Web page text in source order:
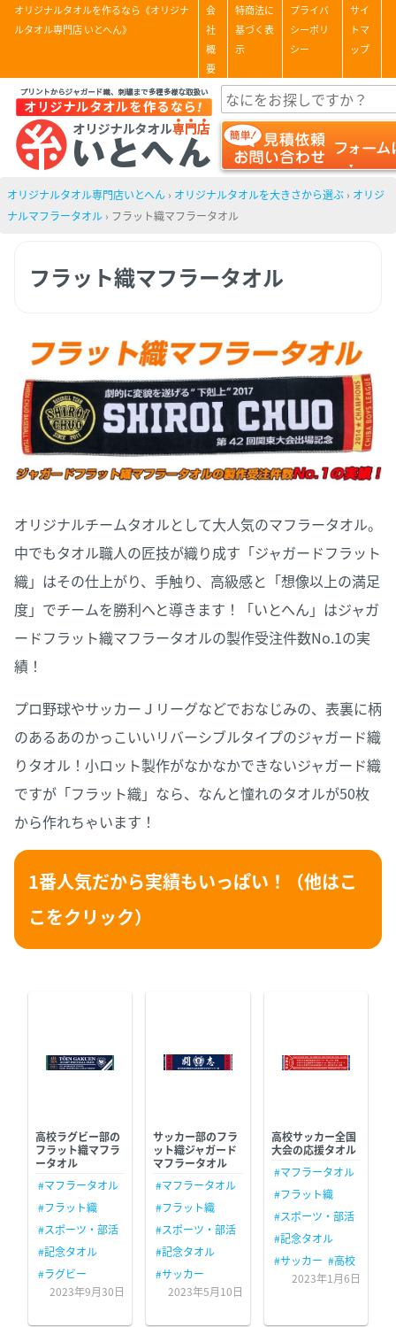
オリジナルタオルを作るなら《オリジナ
ルタオル専門店 いとへん》
会
社
概
要
特商法に
基づく表
示
プライバ
シーポリ
シー
サイ
トマ
ップ
オリジナルタオル専門店いとへん › オリジナルタオルを大きさから選ぶ › オリジ
ナルマフラータオル › フラット織マフラータオル
フラット織マフラータオル
オリジナルチームタオルとして大人気のマフラータオル。
中でもタオル職人の匠技が織り成す「ジャガードフラット
織」はその仕上がり、手触り、高級感と「想像以上の満足
度」でチームを勝利へと導きます！「いとへん」はジャガ
ードフラット織マフラータオルの製作受注件数No.1の実
績！
プロ野球やサッカーＪリーグなどでおなじみの、表裏に柄
のあるあのかっこいいリバーシブルタイプのジャガード織
りタオル！小ロット製作がなかなかできないジャガード織
ですが「フラット織」なら、なんと憧れのタオルが50枚
から作れちゃいます！
1番人気だから実績もいっぱい！（他はこ
こをクリック）
高校ラグビー部の
フラット織マフラ
ータオル
#マフラータオル
#フラット織
#スポーツ・部活
#記念タオル
#ラグビー
2023年9月30日
サッカー部のフラ
ット織ジャガード
マフラータオル
#マフラータオル
#フラット織
#スポーツ・部活
#記念タオル
#サッカー
2023年5月10日
高校サッカー全国
大会の応援タオル
#マフラータオル
#フラット織
#スポーツ・部活
#記念タオル
#サッカー #高校
2023年1月6日